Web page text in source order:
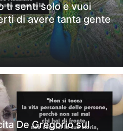
ti senti solo e vuoi
di avere tanta gente
De Gregorio sul